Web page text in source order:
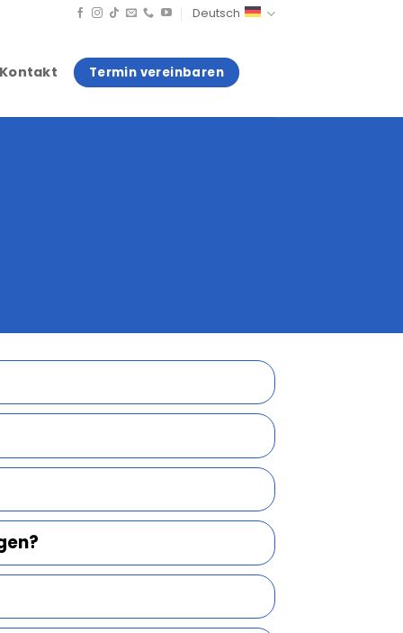
Deutsch
Kontakt Termin vereinbaren